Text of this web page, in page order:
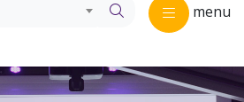
menu